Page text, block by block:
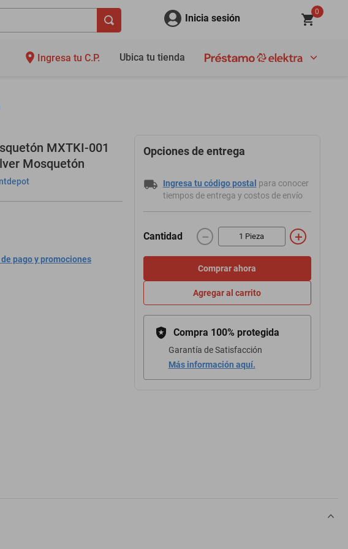
Inicia sesión
0
Ingresa tu C.P. Ubica tu tienda
MXTKI-001
Mosquetón
pago y promociones
Opciones de entrega
Ingresa tu código postal para conocer
tiempos de entrega y costos de envío
Cantidad ＋
－
Comprar ahora
Agregar al carrito
Compra 100% protegida
Garantía de Satisfacción
Más información aquí.